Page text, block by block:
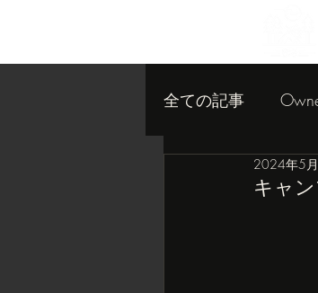
全ての記事
小屋作り内装編
キャ
2024年5